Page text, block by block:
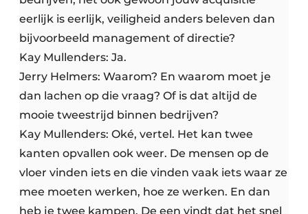
eerlijk is eerlijk, veiligheid anders beleven dan
bijvoorbeeld management of directie?
Kay Mullenders: Ja.
Jerry Helmers: Waarom? En waarom moet je
dan lachen op die vraag? Of is dat altijd de
mooie tweestrijd binnen bedrijven?
Kay Mullenders: Oké, vertel. Het kan twee
kanten opvallen ook weer. De mensen op de
vloer vinden iets en die vinden vaak iets waar ze
mee moeten werken, hoe ze werken. En dan
heb je twee kampen. De een vindt dat het snel